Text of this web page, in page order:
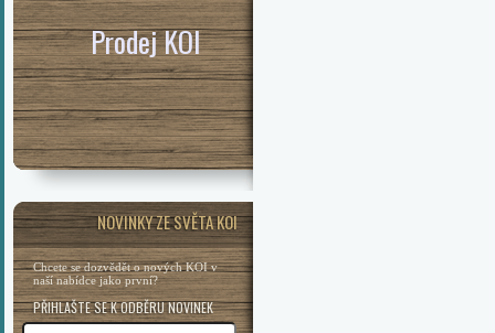
Prodej KOI
NOVINKY ZE SVĚTA KOI
Chcete se dozvědět o nových KOI v
naší nabídce jako první?
PŘIHLAŠTE SE K ODBĚRU NOVINEK